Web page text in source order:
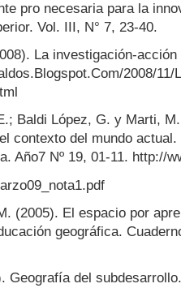
pro necesaria para la
Vol. III, N° 7, 23-40.
La investigación-
2008/
Baldi López, G. y Marti,
contexto del mundo
Año7 Nº 19, 01-11. http://
(2005). El espacio por
geográfica.
Geografía del